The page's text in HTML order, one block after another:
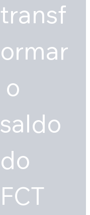
transf
ormar
o
saldo
do
FCT